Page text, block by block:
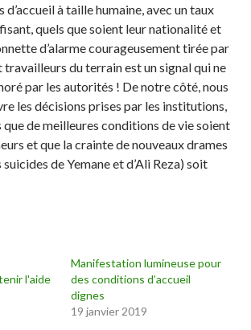
à taille humaine, avec un taux
quels que soient leur nationalité et
d’alarme courageusement tirée par
travailleurs du terrain est un signal qui ne
par les autorités ! De notre côté, nous
les décisions prises par les institutions,
que de meilleures conditions de vie soient
et que la crainte de nouveaux drames
de Yemane et d’Ali Reza) soit
l'aide
Manifestation lumineuse pour
des conditions d’accueil
dignes
19 janvier 2019